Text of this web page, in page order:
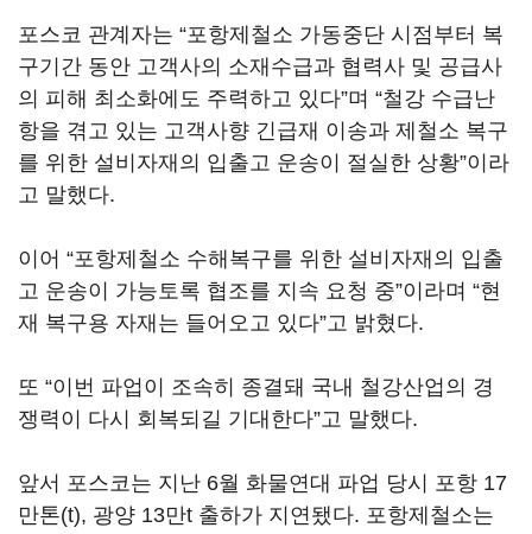
포스코 관계자는 “포항제철소 가동중단 시점부터 복
구기간 동안 고객사의 소재수급과 협력사 및 공급사
의 피해 최소화에도 주력하고 있다”며 “철강 수급난
항을 겪고 있는 고객사향 긴급재 이송과 제철소 복구
를 위한 설비자재의 입출고 운송이 절실한 상황”이라
고 말했다.
이어 “포항제철소 수해복구를 위한 설비자재의 입출
고 운송이 가능토록 협조를 지속 요청 중”이라며 “현
재 복구용 자재는 들어오고 있다”고 밝혔다.
또 “이번 파업이 조속히 종결돼 국내 철강산업의 경
쟁력이 다시 회복되길 기대한다”고 말했다.
앞서 포스코는 지난 6월 화물연대 파업 당시 포항 17
만톤(t), 광양 13만t 출하가 지연됐다. 포항제철소는